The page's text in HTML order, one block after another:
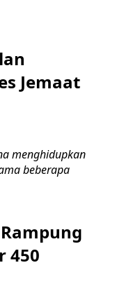
Jemaat
menghidupkan
beberapa
450